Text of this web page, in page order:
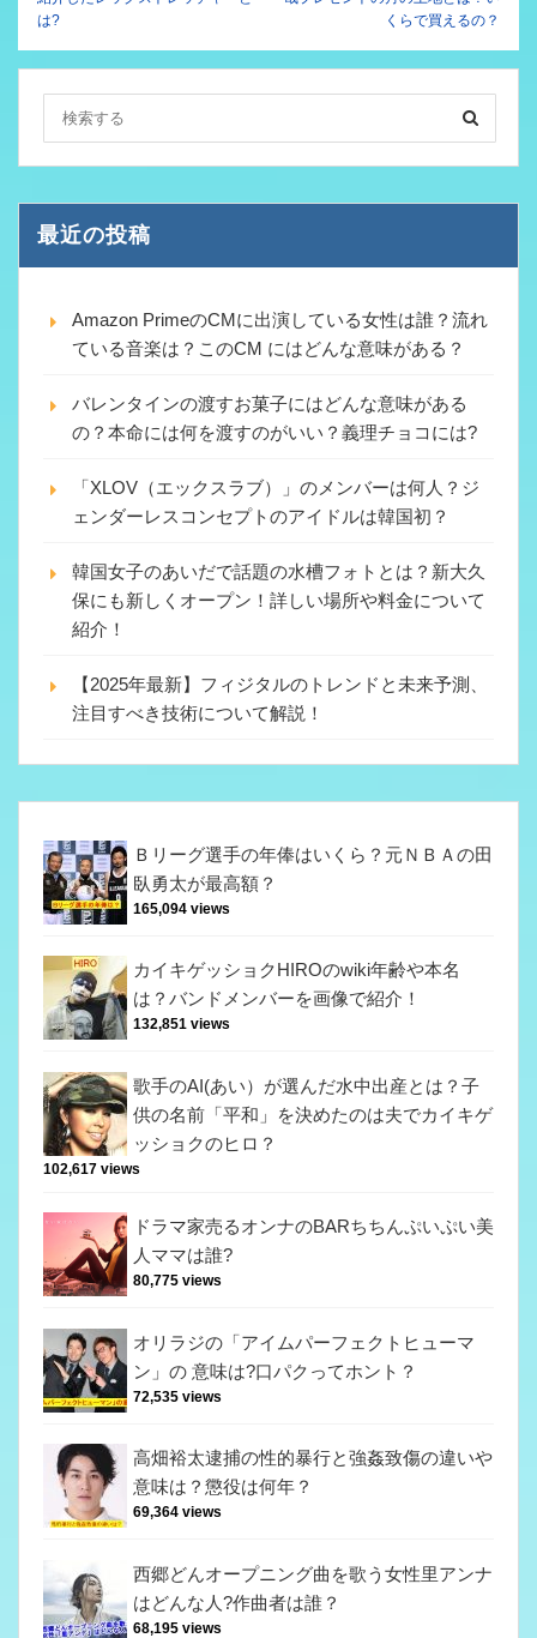
は?
くらで買えるの？
最近の投稿
Amazon PrimeのCMに出演している女性は誰？流れ
ている音楽は？このCM にはどんな意味がある？
バレンタインの渡すお菓子にはどんな意味がある
の？本命には何を渡すのがいい？義理チョコには?
「XLOV（エックスラブ）」のメンバーは何人？ジ
ェンダーレスコンセプトのアイドルは韓国初？
韓国女子のあいだで話題の水槽フォトとは？新大久
保にも新しくオープン！詳しい場所や料金について
紹介！
【2025年最新】フィジタルのトレンドと未来予測、
注目すべき技術について解説！
Ｂリーグ選手の年俸はいくら？元ＮＢＡの田
臥勇太が最高額？
165,094 views
カイキゲッショクHIROのwiki年齢や本名
は？バンドメンバーを画像で紹介！
132,851 views
歌手のAI(あい）が選んだ水中出産とは？子
供の名前「平和」を決めたのは夫でカイキゲ
ッショクのヒロ？
102,617 views
ドラマ家売るオンナのBARちちんぷいぷい美
人ママは誰?
80,775 views
オリラジの「アイムパーフェクトヒューマ
ン」の 意味は?口パクってホント？
72,535 views
高畑裕太逮捕の性的暴行と強姦致傷の違いや
意味は？懲役は何年？
69,364 views
西郷どんオープニング曲を歌う女性里アンナ
はどんな人?作曲者は誰？
68,195 views